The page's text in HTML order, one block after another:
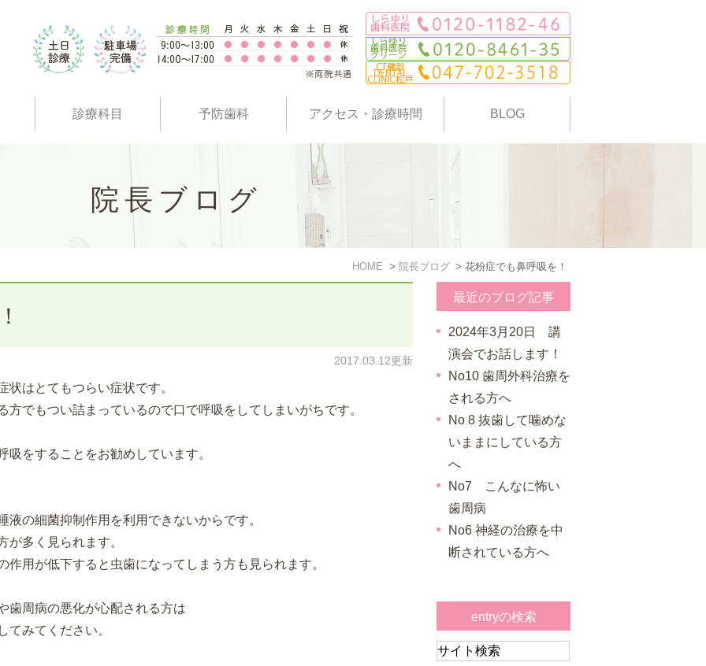
診療科目 予防歯科 アクセス・診療時間 BLOG
院長ブログ
HOME 院長ブログ 花粉症でも鼻呼吸を！
2017.03.12更新
はとてもつらい症状です。
でもつい詰まっているので口で呼吸をしてしまいがちです。
をすることをお勧めしています。
の細菌抑制作用を利用できないからです。
が多く見られます。
用が低下すると虫歯になってしまう方も見られます。
歯周病の悪化が心配される方は
てみてください。
最近のブログ記事
2024年3月20日 講
演会でお話します！
No10 歯周外科治療を
される方へ
No 8 抜歯して噛めな
いままにしている方
へ
No7 こんなに怖い
歯周病
No6 神経の治療を中
断されている方へ
entryの検索